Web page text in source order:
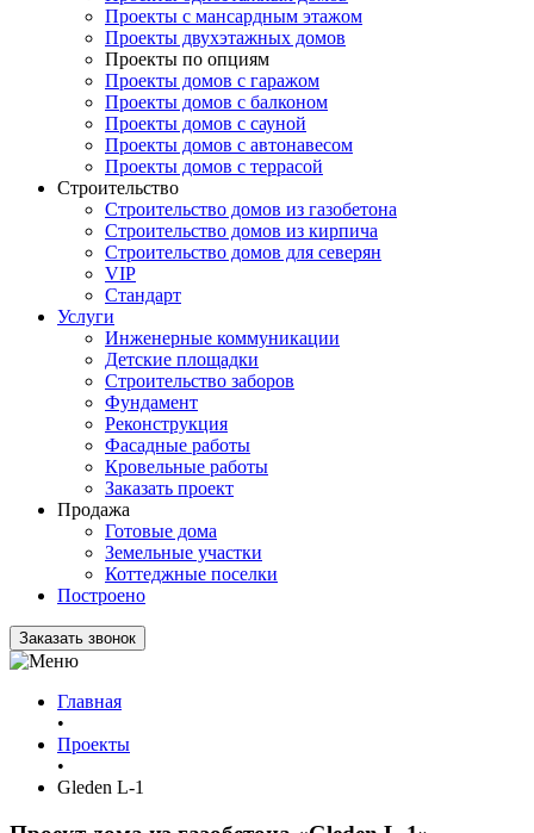
Проекты с мансардным этажом
Проекты двухэтажных домов
Проекты по опциям
Проекты домов с гаражом
Проекты домов с балконом
Проекты домов с сауной
Проекты домов с автонавесом
Проекты домов с террасой
Строительство
Строительство домов из газобетона
Строительство домов из кирпича
Строительство домов для северян
VIP
Стандарт
Услуги
Инженерные коммуникации
Детские площадки
Строительство заборов
Фундамент
Реконструкция
Фасадные работы
Кровельные работы
Заказать проект
Продажа
Готовые дома
Земельные участки
Коттеджные поселки
Построено
Заказать звонок
Главная
•
Проекты
•
Gleden L-1